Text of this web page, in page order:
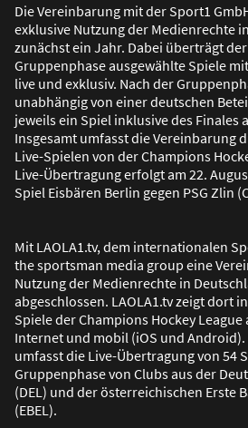
Die Vereinbarung mit der Sport1
exklusive Nutzung der Medienrechte
zunächst ein Jahr. Dabei überträgt
Gruppenphase ausgewählte Spiele
live und exklusiv. Nach der
unabhängig von einer deutschen
jeweils ein Spiel inklusive des Finales
Insgesamt umfasst die Vereinbarung
Live-Spielen von der Champions
Live-Übertragung erfolgt am 22.
Spiel Eisbären Berlin gegen PSG Zlin
Mit LAOLA1.tv, dem internationalen
the sportsman media group eine
Nutzung der Medienrechte in
abgeschlossen. LAOLA1.tv zeigt dort
Spiele der Champions Hockey League
Internet und mobil (iOS und
umfasst die Live-Übertragung von 54
Gruppenphase von Clubs aus der
(DEL) und der österreichischen Erste
(EBEL).